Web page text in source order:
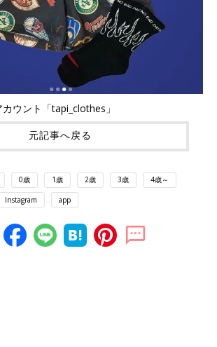
ウント「tapi_clothes」
元記事へ戻る
0歳 1歳 2歳 3歳 4歳～
Instagram app